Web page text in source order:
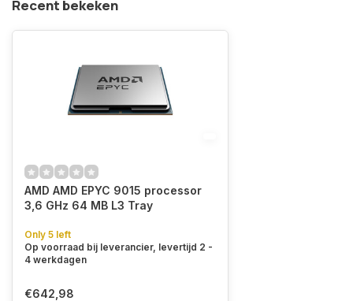
Recent bekeken
AMD AMD EPYC 9015 processor
3,6 GHz 64 MB L3 Tray
Only 5 left
Op voorraad bij leverancier, levertijd 2 -
4 werkdagen
€642,98